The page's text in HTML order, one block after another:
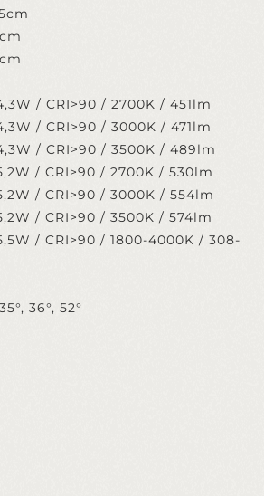
/ CRI>90 / 2700K / 451lm
/ CRI>90 / 3000K / 471lm
/ CRI>90 / 3500K / 489lm
/ CRI>90 / 2700K / 530lm
/ CRI>90 / 3000K / 554lm
/ CRI>90 / 3500K / 574lm
/ CRI>90 / 1800-4000K / 308-
36°, 52°